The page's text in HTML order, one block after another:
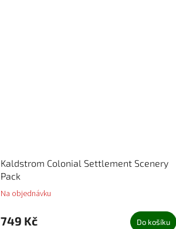
Kaldstrom Colonial Settlement Scenery
Pack
Na objednávku
749 Kč Do košíku